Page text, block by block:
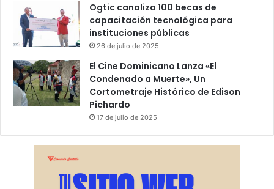
Ogtic canaliza 100 becas de
capacitación tecnológica para
instituciones públicas
26 de julio de 2025
El Cine Dominicano Lanza «El
Condenado a Muerte», Un
Cortometraje Histórico de Edison
Pichardo
17 de julio de 2025